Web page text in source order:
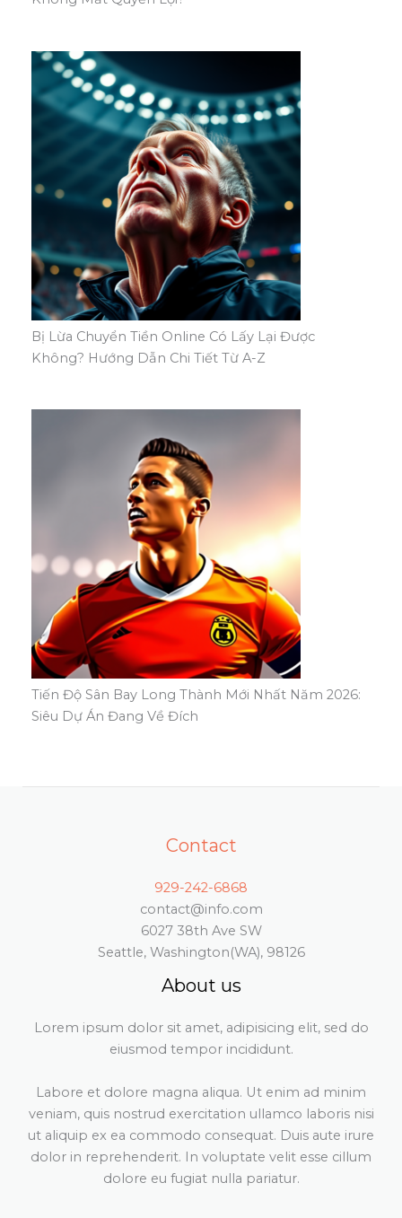
Bị Lừa Chuyển Tiền Online Có Lấy Lại Được
Không? Hướng Dẫn Chi Tiết Từ A-Z
Tiến Độ Sân Bay Long Thành Mới Nhất Năm 2026:
Siêu Dự Án Đang Về Đích
Contact
929-242-6868
contact@info.com
6027 38th Ave SW
Seattle, Washington(WA), 98126
About us
Lorem ipsum dolor sit amet, adipisicing elit, sed do
eiusmod tempor incididunt.
Labore et dolore magna aliqua. Ut enim ad minim
veniam, quis nostrud exercitation ullamco laboris nisi
ut aliquip ex ea commodo consequat. Duis aute irure
dolor in reprehenderit. In voluptate velit esse cillum
dolore eu fugiat nulla pariatur.